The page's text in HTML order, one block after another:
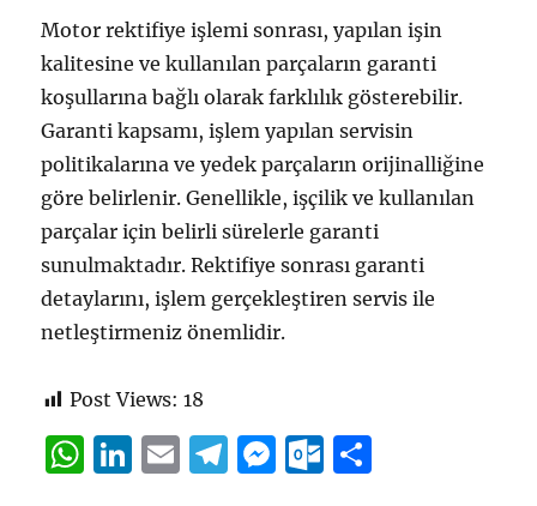
Motor rektifiye işlemi sonrası, yapılan işin
kalitesine ve kullanılan parçaların garanti
koşullarına bağlı olarak farklılık gösterebilir.
Garanti kapsamı, işlem yapılan servisin
politikalarına ve yedek parçaların orijinalliğine
göre belirlenir. Genellikle, işçilik ve kullanılan
parçalar için belirli sürelerle garanti
sunulmaktadır. Rektifiye sonrası garanti
detaylarını, işlem gerçekleştiren servis ile
netleştirmeniz önemlidir.
Post Views: 18
W Li E
T
M O